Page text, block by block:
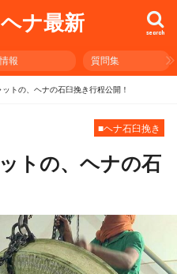
ナ最新 search
報 質問集
トの、ヘナの石臼挽き行程公開！
■ヘナ石臼挽き
トの、ヘナの石